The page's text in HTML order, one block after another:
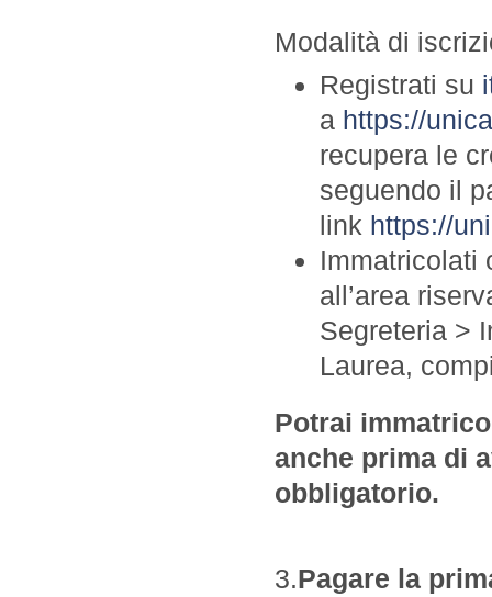
Modalità di
Registrati su
a https://
recupera le
seguendo il
link https://
Immatricolati
all’area
Segreteria >
Laurea,
Potrai
anche prima di
obbligatorio.
3.Pagare la